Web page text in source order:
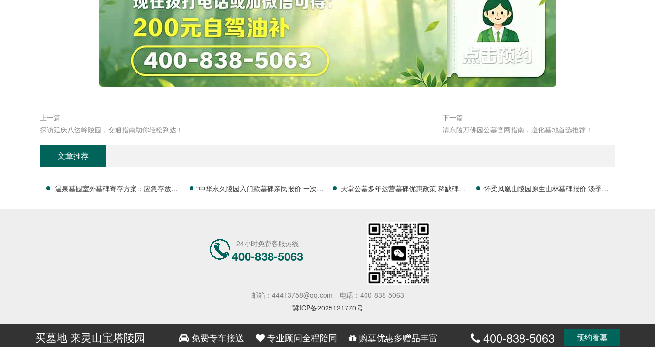
上一篇
探访延庆八达岭陵园，交通指南助你轻松到达！
下一篇
清东陵万佛园公墓官网指南，遵化墓地首选推荐！
文章推荐
温泉墓园室外墓碑寄存方案：应急存放配
“中华永久陵园入门款墓碑亲民报价 一次性
天堂公墓多年运营墓碑优惠政策 稀缺碑位
怀柔凤凰山陵园原生山林墓碑报价 淡季专
24小时免费客服热线
400-838-5063
邮箱：44413758@qq.com
电话：400-838-5063
冀ICP备2025121770号
买墓地 来灵山宝塔陵园 免费专车接送 专业顾问全程陪同 购墓优惠多赠品丰富 400-838-5063 预约看墓